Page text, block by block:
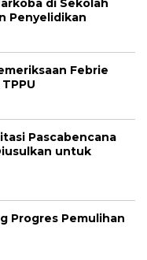
di Sekolah
Penyelidikan
Febrie
Pascabencana
untuk
Progres Pemulihan